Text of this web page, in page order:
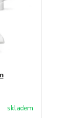
skladem